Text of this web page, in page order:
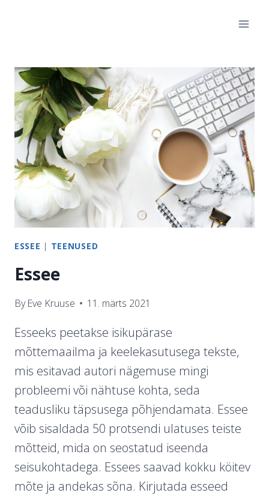
ESSEE | TEENUSED
Essee
By Eve Kruuse 11. märts 2021
Esseeks peetakse isikupärase
mõttemaailma ja keelekasutusega tekste,
mis esitavad autori nägemuse mingi
probleemi või nähtuse kohta, seda
teadusliku täpsusega põhjendamata. Essee
võib sisaldada 50 protsendi ulatuses teiste
mõtteid, mida on seostatud iseenda
seisukohtadega. Essees saavad kokku köitev
mõte ja andekas sõna. Kirjutada esseed